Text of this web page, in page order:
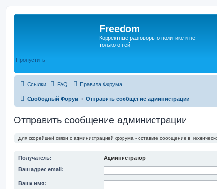
Freedom
Корректные разговоры о политике и не
только о ней
Пропустить
Ссылки FAQ Правила Форума
Свободный Форум Отправить сообщение администрации
Отправить сообщение администрации
Для скорейшей связи с администрацией форума - оставьте сообщение в
Получатель:
Администратор
Ваш адрес email:
Ваше имя: